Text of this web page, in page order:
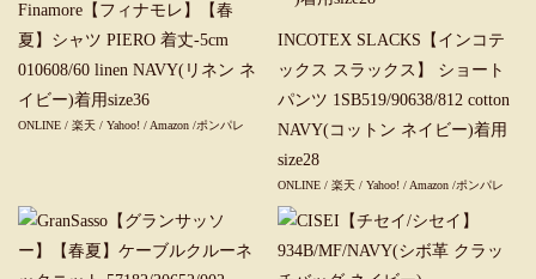
Finamore【フィナモレ】【春
夏】シャツ PIERO 着丈-5cm
010608/60 linen NAVY(リネン ネ
イビー)着用size36
ONLINE / 楽天 / Yahoo! / Amazon /ポンパレ
INCOTEX SLACKS【インコテ
ックス スラックス】 ショート
パンツ 1SB519/90638/812 cotton
NAVY(コットン ネイビー)着用
size28
ONLINE /楽天 /Yahoo!/ Amazon /ポンパレ